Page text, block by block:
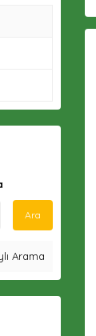
Ara
Arama